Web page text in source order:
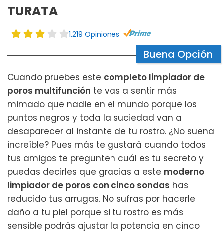
TURATA
1.219 Opiniones
Buena Opción
Cuando pruebes este completo limpiador de
poros multifunción te vas a sentir más
mimado que nadie en el mundo porque los
puntos negros y toda la suciedad van a
desaparecer al instante de tu rostro. ¿No suena
increíble? Pues más te gustará cuando todos
tus amigos te pregunten cuál es tu secreto y
puedas decirles que gracias a este moderno
limpiador de poros con cinco sondas has
reducido tus arrugas. No sufras por hacerle
daño a tu piel porque si tu rostro es más
sensible podrás ajustar la potencia en cinco